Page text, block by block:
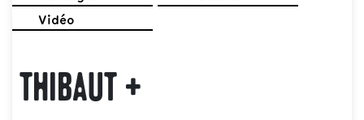
Vidéo
Thibaut +